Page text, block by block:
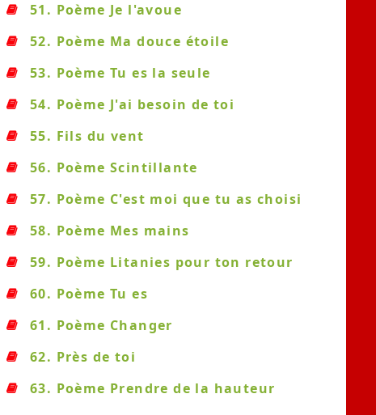
51. Poème Je l'avoue
52. Poème Ma douce étoile
53. Poème Tu es la seule
54. Poème J'ai besoin de toi
55. Fils du vent
56. Poème Scintillante
57. Poème C'est moi que tu as choisi
58. Poème Mes mains
59. Poème Litanies pour ton retour
60. Poème Tu es
61. Poème Changer
62. Près de toi
63. Poème Prendre de la hauteur